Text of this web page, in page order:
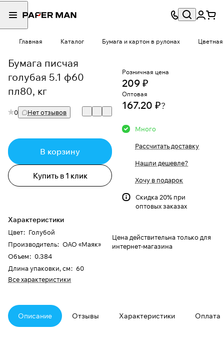
Главная Каталог Бумага и картон в рулонах
Бумага писчая
голубая 5.1 ф60
пл80, кг
0 Нет отзывов
В корзину
Купить в 1 клик
Характеристики
Цвет: Голубой
Производитель: ОАО «Маяк»
Объем: 0.384
Длина упаковки, см: 60
Все характеристики
Розничная цена
209 ₽
Оптовая
167.20 ₽?
Много
Рассчитать доставку
Нашли дешевле?
Хочу в подарок
Скидка 20% при
оптовых заказах
Цена действительна только для
интернет-магазина
Описание Отзывы Характеристики Оплата